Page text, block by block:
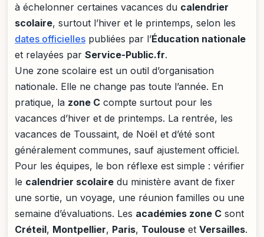
à échelonner certaines vacances du calendrier
scolaire, surtout l’hiver et le printemps, selon les
dates officielles publiées par l’Éducation nationale
et relayées par Service-Public.fr.
Une zone scolaire est un outil d’organisation
nationale. Elle ne change pas toute l’année. En
pratique, la zone C compte surtout pour les
vacances d’hiver et de printemps. La rentrée, les
vacances de Toussaint, de Noël et d’été sont
généralement communes, sauf ajustement officiel.
Pour les équipes, le bon réflexe est simple : vérifier
le calendrier scolaire du ministère avant de fixer
une sortie, un voyage, une réunion familles ou une
semaine d’évaluations. Les académies zone C sont
Créteil, Montpellier, Paris, Toulouse et Versailles.